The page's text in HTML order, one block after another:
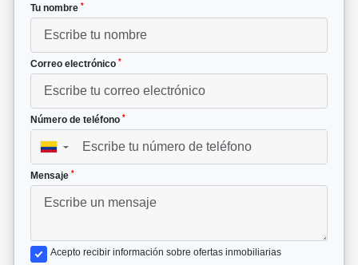
Tu nombre *
Correo electrónico *
Número de teléfono *
▼
Mensaje *
Acepto recibir información sobre ofertas inmobiliarias